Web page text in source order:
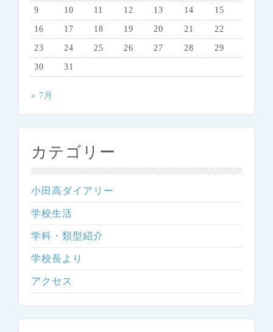
9 10 11 12 13 14 15
16 17 18 19 20 21 22
23 24 25 26 27 28 29
30 31
« 7月
カテゴリー
小田高ダイアリー
学校生活
学科・類型紹介
学校長より
アクセス